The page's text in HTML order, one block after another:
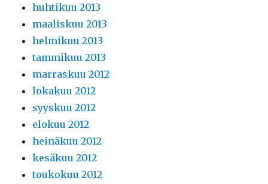
huhtikuu 2013
maaliskuu 2013
helmikuu 2013
tammikuu 2013
marraskuu 2012
lokakuu 2012
syyskuu 2012
elokuu 2012
heinäkuu 2012
kesäkuu 2012
toukokuu 2012